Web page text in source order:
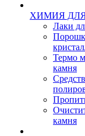
ХИМИЯ
Лаки
Термо
камня
камня